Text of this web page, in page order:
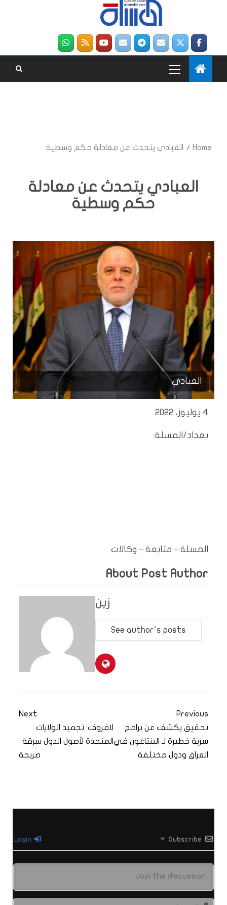
Home العبادي يتحدث عن معادلة حكم وسطية
العبادي يتحدث عن معادلة
حكم وسطية
العبادي
4 يوليوز، 2022
بغداد/المسلة:
المسلة – متابعة – وكالات
About Post Author
زين
See author's posts
Previous
تحقيق يكشف عن برامج
سرية خطيرة لـ البنتاغون في
العراق ودول مختلفة
Next
لافروف: تجميد الولايات
المتحدة لأصول الدول سرقة
صريحة
Subscribe